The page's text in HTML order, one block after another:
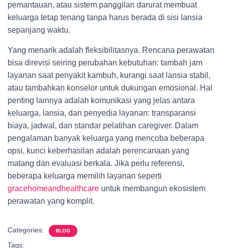
pemantauan, atau sistem panggilan darurat membuat
keluarga tetap tenang tanpa harus berada di sisi lansia
sepanjang waktu.
Yang menarik adalah fleksibilitasnya. Rencana perawatan
bisa direvisi seiring perubahan kebutuhan: tambah jam
layanan saat penyakit kambuh, kurangi saat lansia stabil,
atau tambahkan konselor untuk dukungan emosional. Hal
penting lainnya adalah komunikasi yang jelas antara
keluarga, lansia, dan penyedia layanan: transparansi
biaya, jadwal, dan standar pelatihan caregiver. Dalam
pengalaman banyak keluarga yang mencoba beberapa
opsi, kunci keberhasilan adalah perencanaan yang
matang dan evaluasi berkala. Jika perlu referensi,
beberapa keluarga memilih layanan seperti
gracehomeandhealthcare untuk membangun ekosistem
perawatan yang komplit.
Categories: BLOG
Tags: